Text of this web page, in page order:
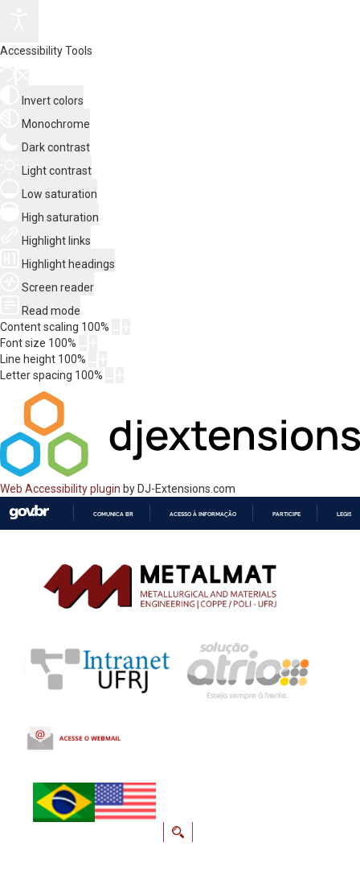
Accessibility Tools
Invert colors
Monochrome
Dark contrast
Light contrast
Low saturation
High saturation
Highlight links
Highlight headings
Screen reader
Read mode
Content scaling 100%
Font size 100%
Line height 100%
Letter spacing 100%
Web Accessibility plugin by DJ-Extensions.com
CONTEÚDO
COMUNICA BR ACESSO À INFORMAÇÃO PARTICIPE